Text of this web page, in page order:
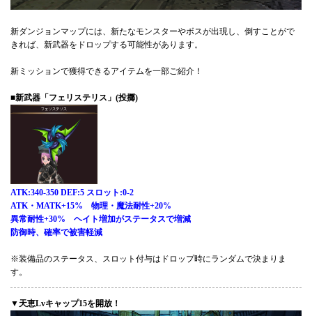
新ダンジョンマップには、新たなモンスターやボスが出現し、倒すことがで
きれば、新武器をドロップする可能性があります。
新ミッションで獲得できるアイテムを一部ご紹介！
■新武器「フェリステリス」(投擲)
ATK:340-350 DEF:5 スロット:0-2
ATK・MATK+15% 物理・魔法耐性+20%
異常耐性+30% ヘイト増加がステータスで増減
防御時、確率で被害軽減
※装備品のステータス、スロット付与はドロップ時にランダムで決まりま
す。
▼天恵Lvキャップ15を開放！